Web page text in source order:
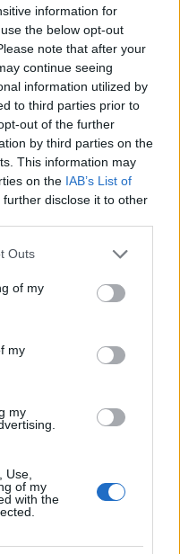
information for
the below opt-out
note that after your
continue seeing
information utilized by
to third parties prior to
out of the further
by third parties on the
This information may
on the IAB’s List of
further disclose it to other
Outs
of my
my
my
Use,
of my
with the